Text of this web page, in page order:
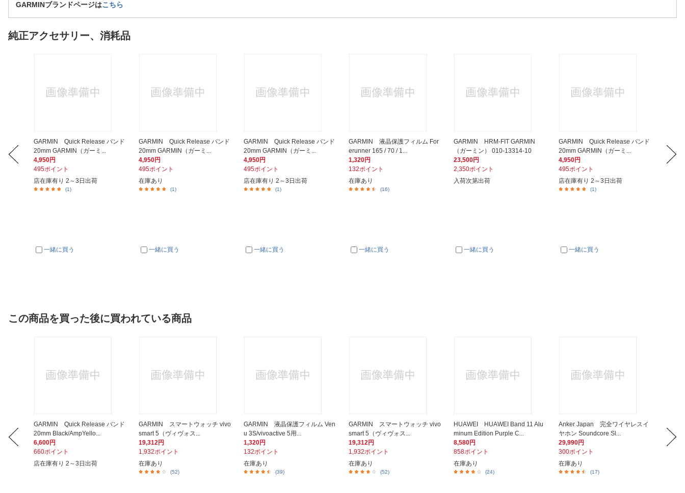
GARMINブランドページはこちら
純正アクセサリー、消耗品
GARMIN Quick Release バンド
20mm GARMIN（ガーミ...
4,950円
495ポイント
店在庫有り 2～3日出荷
(1)
一緒に買う
GARMIN Quick Release バンド
20mm GARMIN（ガーミ...
4,950円
495ポイント
在庫あり
(1)
一緒に買う
GARMIN Quick Release バンド
20mm GARMIN（ガーミ...
4,950円
495ポイント
店在庫有り 2～3日出荷
(1)
一緒に買う
GARMIN 液晶保護フィルム For
erunner 165 / 70 / 1...
1,320円
132ポイント
在庫あり
(16)
一緒に買う
GARMIN HRM-FIT GARMIN
（ガーミン） 010-13314-10
23,500円
2,350ポイント
入荷次第出荷
一緒に買う
GARMIN Quick Release バンド
20mm GARMIN（ガーミ...
4,950円
495ポイント
店在庫有り 2～3日出荷
(1)
一緒に買う
20mm
4,500円
この商品を買った後に買われている商品
GARMIN Quick Release バンド
20mm Black/AmpYello...
6,600円
660ポイント
店在庫有り 2～3日出荷
GARMIN スマートウォッチ vivo
smart 5（ヴィヴォス...
19,312円
1,932ポイント
在庫あり
(52)
GARMIN 液晶保護フィルム Ven
u 3S/vivoactive 5用...
1,320円
132ポイント
在庫あり
(39)
GARMIN スマートウォッチ vivo
smart 5（ヴィヴォス...
19,312円
1,932ポイント
在庫あり
(52)
HUAWEI HUAWEI Band 11 Alu
minum Edition Purple C...
8,580円
858ポイント
在庫あり
(24)
Anker Japan 完全ワイヤレスイ
ヤホン Soundcore Sl...
29,990円
300ポイント
在庫あり
(17)
FI-
15,800